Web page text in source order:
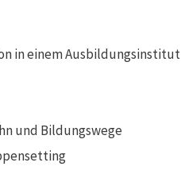
in einem Ausbildungsinstitut
und Bildungswege